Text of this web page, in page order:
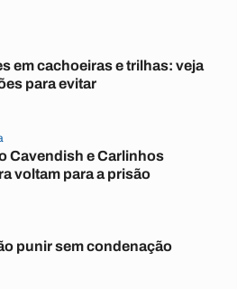
em cachoeiras e trilhas: veja
para evitar
Cavendish e Carlinhos
voltam para a prisão
punir sem condenação